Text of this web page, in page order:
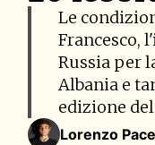
Le
Francesco,
Russia per
Albania e
edizione
Lorenzo Pace